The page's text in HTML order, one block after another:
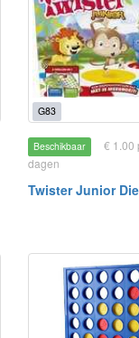
G83
Beschikbaar
€ 1.00
dagen
Twister Junior